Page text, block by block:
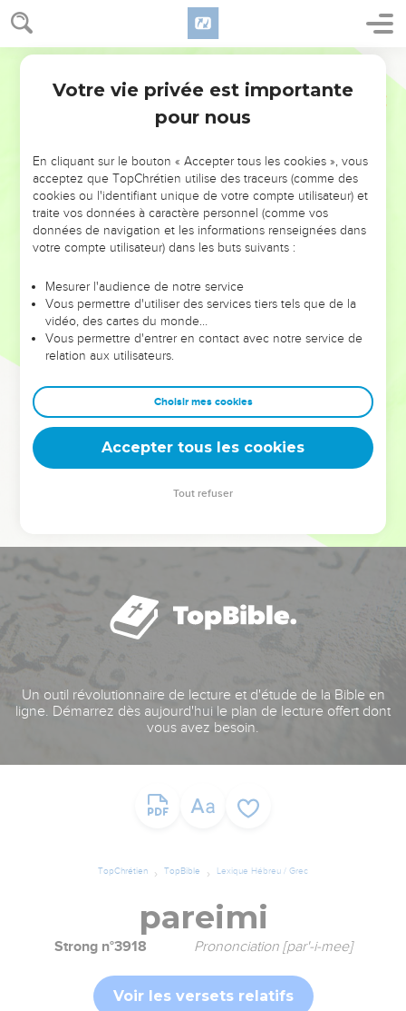
NE MANQUEZ PAS L’ÉVÉNEMENT
DE L’ANNÉE !
ET SI LEURS ERREURS POUVAIENT VOUS ÉVITER LES
VOTRES ?
leur foi ou leur vision. Mais on voit moins les doutes, les erreurs
et les saisons difficiles qu'ils ont traversés, alors même que ce
sont elles qui les ont façonnés.
Dans cette conférence, leaders, entrepreneurs, et responsables
clés pour avancer avec plus de sagesse afin que leurs erreurs
deviennent vos tremplins. Que vous guidiez un ministère, une
équipe, un groupe ou une famille, leur expérience est faite
Un outil révolutionnaire de lecture et d'étude de la Bible en
ligne. Démarrez dès aujourd'hui le plan de lecture offert dont
vous avez besoin.
TopChrétien TopBible Lexique Hébreu / Grec
pareimi
Strong n°3918 Prononciation [par'-i-mee]
Voir les versets relatifs
Votre vie privée est importante
pour nous
En cliquant sur le bouton « Accepter tous les cookies », vous
acceptez que TopChrétien utilise des traceurs (comme des
cookies ou l'identifiant unique de votre compte utilisateur) et
traite vos données à caractère personnel (comme vos
données de navigation et les informations renseignées dans
votre compte utilisateur) dans les buts suivants :
Mesurer l'audience de notre service
Vous permettre d'utiliser des services tiers tels que de la
vidéo, des cartes du monde…
Vous permettre d'entrer en contact avec notre service de
relation aux utilisateurs.
Choisir mes cookies
Accepter tous les cookies
Tout refuser